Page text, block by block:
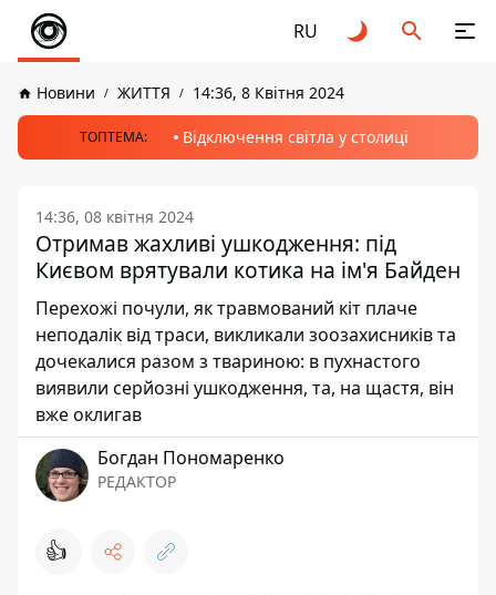
RU
Новини ЖИТТЯ 14:36, 8 Квітня 2024
ТОПТЕМА: Відключення світла у столиці
14:36, 08 квітня 2024
Отримав жахливі ушкодження: під
Києвом врятували котика на ім'я Байден
Перехожі почули, як травмований кіт плаче
неподалік від траси, викликали зоозахисників та
дочекалися разом з твариною: в пухнастого
виявили серйозні ушкодження, та, на щастя, він
вже оклигав
Богдан Пономаренко
РЕДАКТОР
👍